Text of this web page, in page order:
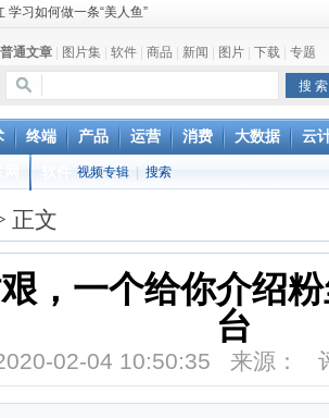
学习如何做一条“美人鱼”
条巨蟒在你身上游走
根本停不下来
，支持电信 Volte 和查询保修
用时间，移动电信很无奈，网友：资费还
对华为开出第一枪 国台办回应
电信董事长回应：是误解
跳入冰冷的河水进行自我麻醉
普通文章 图片集 软件 商品 新闻 图片 下载 专题
终端 产品 运营 消费 大数据 云
视频专辑 搜索
正文
，一个给你介绍
台
02-04 10:50:35 来源：